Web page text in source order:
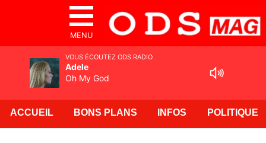
MENU
ACCUEIL BONS PLANS INFOS POLITIQUE
VOUS ÉCOUTEZ ODS RADIO
Adele
Oh My God